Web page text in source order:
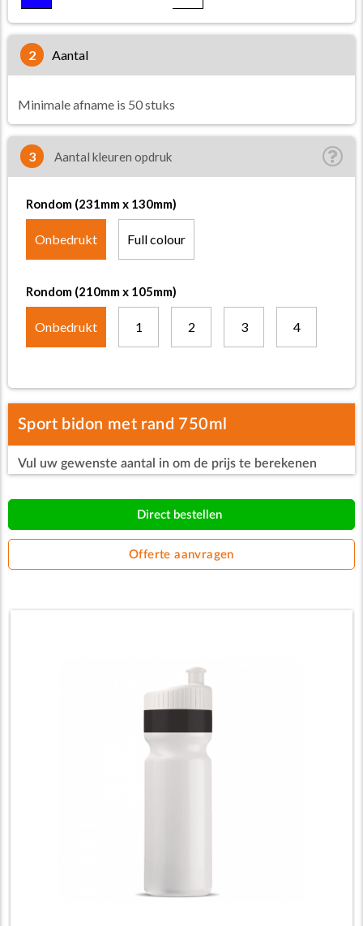
2 aantal
Minimale afname is 50 stuks
3 Aantal kleuren opdruk
Rondom (231mm x 130mm)
Onbedrukt Full colour
Rondom (210mm x 105mm)
Onbedrukt 1 2 3 4
Sport bidon met rand 750ml
Vul uw gewenste aantal in om de prijs te berekenen
Direct bestellen
Offerte aanvragen